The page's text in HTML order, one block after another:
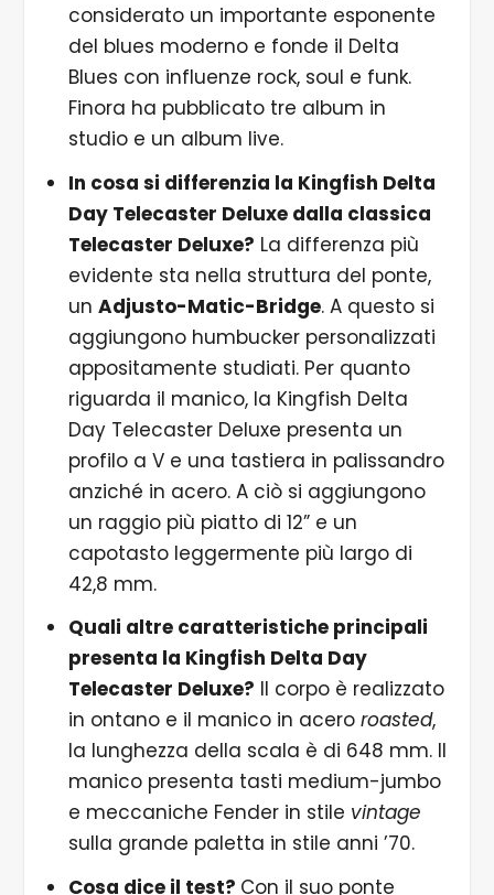
considerato un importante esponente
del blues moderno e fonde il Delta
Blues con influenze rock, soul e funk.
Finora ha pubblicato tre album in
studio e un album live.
In cosa si differenzia la Kingfish Delta
Day Telecaster Deluxe dalla classica
Telecaster Deluxe? La differenza più
evidente sta nella struttura del ponte,
un Adjusto-Matic-Bridge. A questo si
aggiungono humbucker personalizzati
appositamente studiati. Per quanto
riguarda il manico, la Kingfish Delta
Day Telecaster Deluxe presenta un
profilo a V e una tastiera in palissandro
anziché in acero. A ciò si aggiungono
un raggio più piatto di 12” e un
capotasto leggermente più largo di
42,8 mm.
Quali altre caratteristiche principali
presenta la Kingfish Delta Day
Telecaster Deluxe? Il corpo è realizzato
in ontano e il manico in acero roasted,
la lunghezza della scala è di 648 mm. Il
manico presenta tasti medium-jumbo
e meccaniche Fender in stile vintage
sulla grande paletta in stile anni ’70.
Cosa dice il test? Con il suo ponte